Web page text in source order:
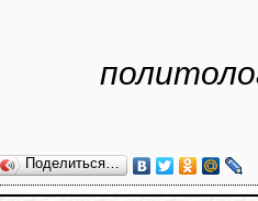
Поделиться…